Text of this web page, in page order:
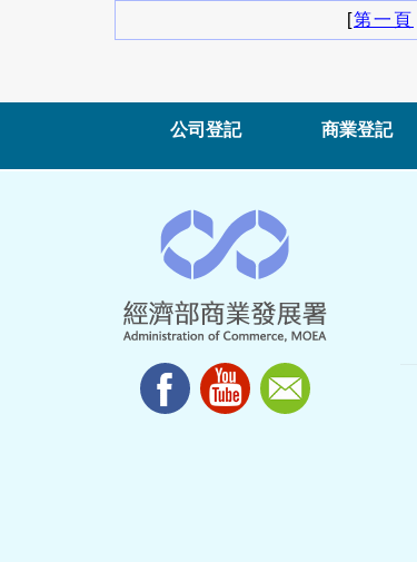
[第一頁
公司登記 商業登記